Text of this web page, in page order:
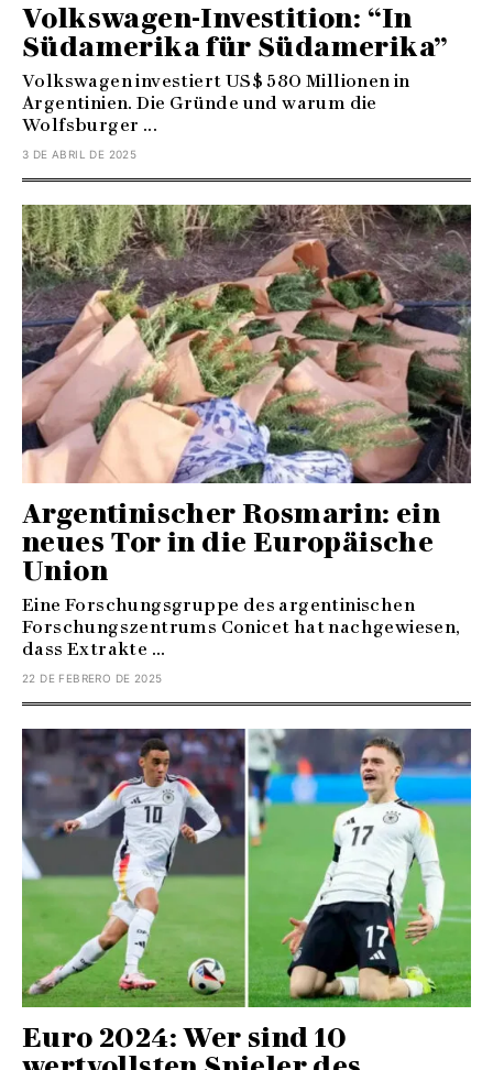
Volkswagen-Investition: “In
Südamerika für Südamerika”
Volkswagen investiert US$ 580 Millionen in
Argentinien. Die Gründe und warum die
Wolfsburger ...
3 DE ABRIL DE 2025
Argentinischer Rosmarin: ein
neues Tor in die Europäische
Union
Eine Forschungsgruppe des argentinischen
Forschungszentrums Conicet hat nachgewiesen,
dass Extrakte ...
22 DE FEBRERO DE 2025
Euro 2024: Wer sind 10